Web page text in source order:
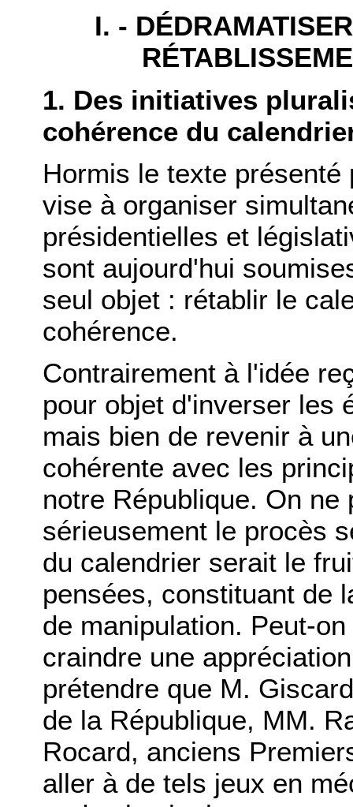
I. -
1. Des initiatives
cohérence du
Hormis le texte
vise à organiser
présidentielles et
sont aujourd'hui
seul objet : rétablir le
cohérence.
Contrairement à l'idée
pour objet d'inverser les
mais bien de revenir à
cohérente avec les
notre République. On
sérieusement le procès
du calendrier serait le
pensées, constituant de
de manipulation. Peut-
craindre une
prétendre que M.
de la République, MM.
Rocard, anciens
aller à de tels jeux en